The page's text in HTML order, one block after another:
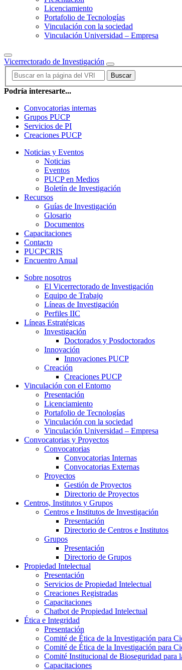
Licenciamiento
Portafolio de Tecnologías
Vinculación con la sociedad
Vinculación Universidad – Empresa
Vicerrectorado de Investigación
Buscar
Podría interesarte...
Convocatorias internas
Grupos PUCP
Servicios de PI
Creaciones PUCP
Noticias y Eventos
Noticias
Eventos
PUCP en Medios
Boletín de Investigación
Recursos
Guías de Investigación
Glosario
Documentos
Capacitaciones
Contacto
PUCPCRIS
Encuentro Anual
Sobre nosotros
El Vicerrectorado de Investigación
Equipo de Trabajo
Líneas de Investigación
Perfiles IIC
Líneas Estratégicas
Investigación
Doctorados y Posdoctorados
Innovación
Innovaciones PUCP
Creación
Creaciones PUCP
Vinculación con el Entorno
Presentación
Licenciamiento
Portafolio de Tecnologías
Vinculación con la sociedad
Vinculación Universidad – Empresa
Convocatorias y Proyectos
Convocatorias
Convocatorias Internas
Convocatorias Externas
Proyectos
Gestión de Proyectos
Directorio de Proyectos
Centros, Institutos y Grupos
Centros e Institutos de Investigación
Presentación
Directorio de Centros e Institutos
Grupos
Presentación
Directorio de Grupos
Propiedad Intelectual
Presentación
Servicios de Propiedad Intelectual
Creaciones Registradas
Capacitaciones
Chatbot de Propiedad Intelectual
Ética e Integridad
Presentación
Comité de Ética de la Investigación para
Comité de Ética de la Investigación para
Comité Institucional de Bioseguridad para
Capacitaciones